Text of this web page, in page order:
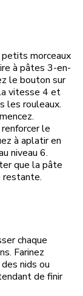
morceaux
à pâtes 3-en-
le bouton sur
vitesse 4 et
les rouleaux.
le
à aplatir en
niveau 6.
que la pâte
restante.
chaque
Farinez
nids ou
de finir